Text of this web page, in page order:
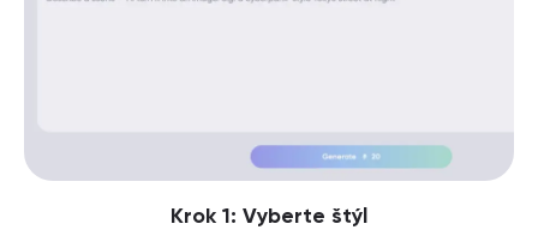
Krok 1: Vyberte štýl